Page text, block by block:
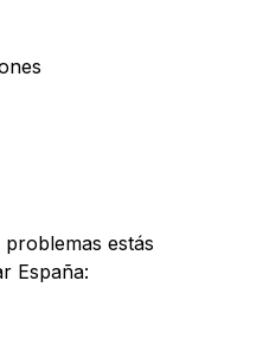
estás
España: